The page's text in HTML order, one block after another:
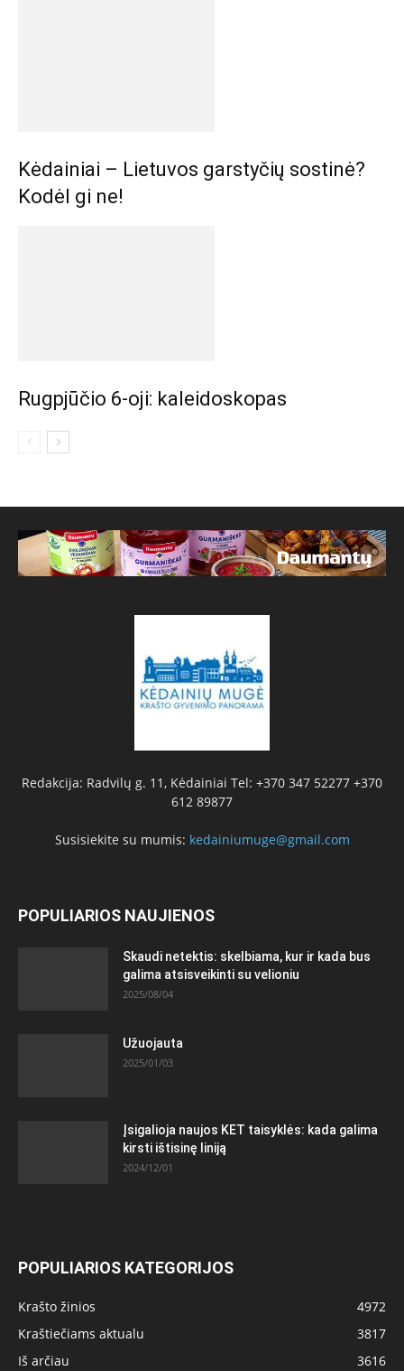
Kėdainiai – Lietuvos garstyčių sostinė?
Kodėl gi ne!
Rugpjūčio 6-oji: kaleidoskopas
Redakcija: Radvilų g. 11, Kėdainiai Tel: +370 347 52277 +370
612 89877
Susisiekite su mumis: kedainiumuge@gmail.com
POPULIARIOS NAUJIENOS
Skaudi netektis: skelbiama, kur ir kada bus
galima atsisveikinti su velioniu
2025/08/04
Užuojauta
2025/01/03
Įsigalioja naujos KET taisyklės: kada galima
kirsti ištisinę liniją
2024/12/01
POPULIARIOS KATEGORIJOS
Krašto žinios
4972
Kraštiečiams aktualu
3817
Iš arčiau
3616